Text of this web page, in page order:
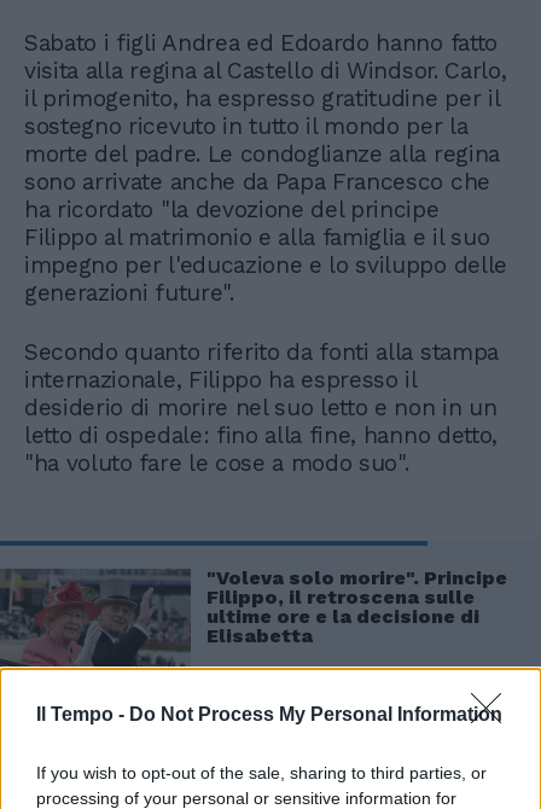
Il Tempo - Do Not Process My Personal Information
If you wish to opt-out of the sale, sharing to third parties, or
processing of your personal or sensitive information for
Sabato i figli Andrea ed Edoardo hanno fatto
visita alla regina al Castello di Windsor. Carlo,
il primogenito, ha espresso gratitudine per il
sostegno ricevuto in tutto il mondo per la
morte del padre. Le condoglianze alla regina
sono arrivate anche da Papa Francesco che
ha ricordato "la devozione del principe
Filippo al matrimonio e alla famiglia e il suo
impegno per l'educazione e lo sviluppo delle
generazioni future".
Secondo quanto riferito da fonti alla stampa
internazionale, Filippo ha espresso il
desiderio di morire nel suo letto e non in un
letto di ospedale: fino alla fine, hanno detto,
"ha voluto fare le cose a modo suo".
"Voleva solo morire". Principe
Filippo, il retroscena sulle
ultime ore e la decisione di
Elisabetta